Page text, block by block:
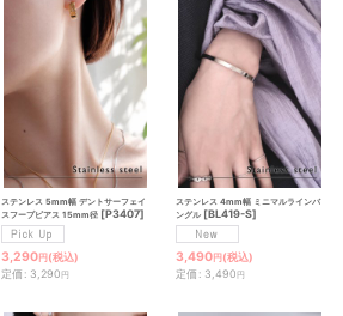
ステンレス 5mm幅 デントサーフェイ
スフープピアス 15mm径 [P3407]
3,290円(税込)
定価 : 3,290円
ステンレス 4mm幅 ミニマルラインバ
ングル [BL419-S]
3,490円(税込)
定価 : 3,490円